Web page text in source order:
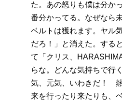
た。あの怒りも僕は分か
番分かってる。なぜなら
ベルトは獲れます。ヤル
だろ！」と消えた。する
て「クリス、
らな。どんな気持ちで
気、元気、いわきだ！
来を行ったり来たりも、